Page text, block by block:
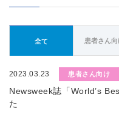
全て 患者さん向
2023.03.23 患者さん向け
Newsweek誌「World’s
た